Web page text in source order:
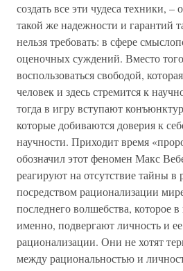
создать все эти чудеса техники, –
такой же надежности и гарантий
нельзя требовать: в сфере
оценочных суждений. Вместо
воспользоваться свободой,
человек и здесь стремится к
тогда в игру вступают
которые добиваются доверия к
научности. Приходит время
обозначил этот феномен Макс
реагируют на отсутствие тайны в
посредством рационализации
последнего волшебства, которое
именно, подвергают личность и
рационализации. Они не хотят
между рациональностью и